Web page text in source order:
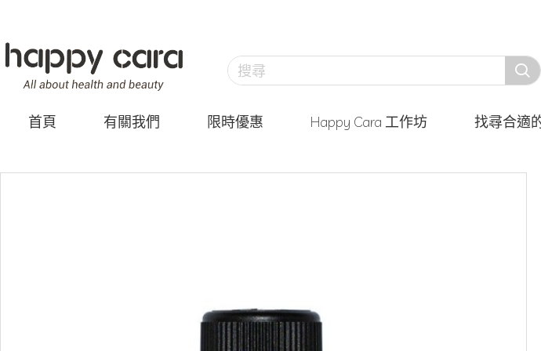
首頁 有關我們 限時優惠 Happy Cara 工作坊 找尋合適